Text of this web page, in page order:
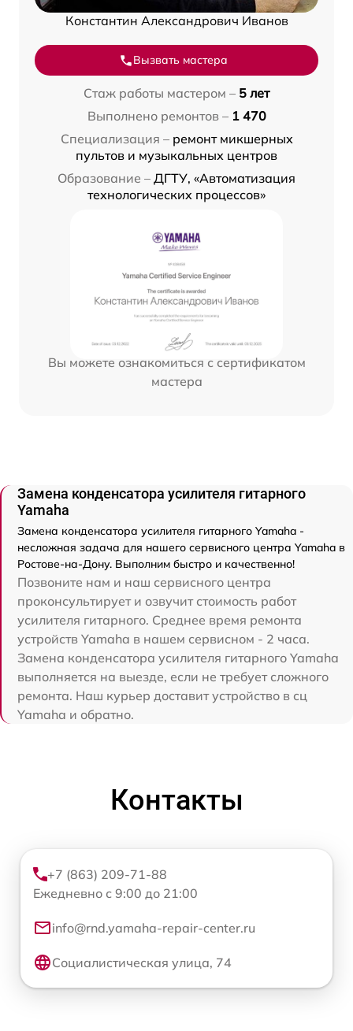
Константин Александрович Иванов
Вызвать мастера
Стаж работы мастером – 5 лет
Выполнено ремонтов – 1 470
Специализация – ремонт микшерных
пультов и музыкальных центров
Образование – ДГТУ, «Автоматизация
технологических процессов»
Вы можете ознакомиться с сертификатом
мастера
Замена конденсатора усилителя гитарного
Yamaha
Замена конденсатора усилителя гитарного Yamaha -
несложная задача для нашего сервисного центра Yamaha в
Ростове-на-Дону. Выполним быстро и качественно!
Позвоните нам и наш сервисного центра
проконсультирует и озвучит стоимость работ
усилителя гитарного. Среднее время ремонта
устройств Yamaha в нашем сервисном - 2 часа.
Замена конденсатора усилителя гитарного Yamaha
выполняется на выезде, если не требует сложного
ремонта. Наш курьер доставит устройство в сц
Yamaha и обратно.
Контакты
+7 (863) 209-71-88
Ежедневно с 9:00 до 21:00
info@rnd.yamaha-repair-center.ru
Социалистическая улица, 74